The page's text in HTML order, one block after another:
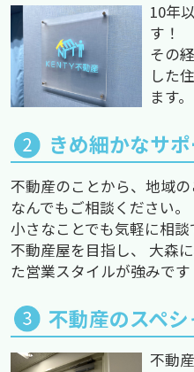
10年
す！
その
した
ます。
きめ細かなサ
不動産のことから、地域の
なんでもご相談ください。
小さなことでも気軽に相談
不動産屋を目指し、 大森
た営業スタイルが強みです
不動産のスペ
不動